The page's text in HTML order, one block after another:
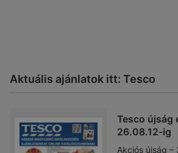
Aktuális ajánlatok itt: Tesco
Tesco újság
26.08.12-ig
Akciós újság –